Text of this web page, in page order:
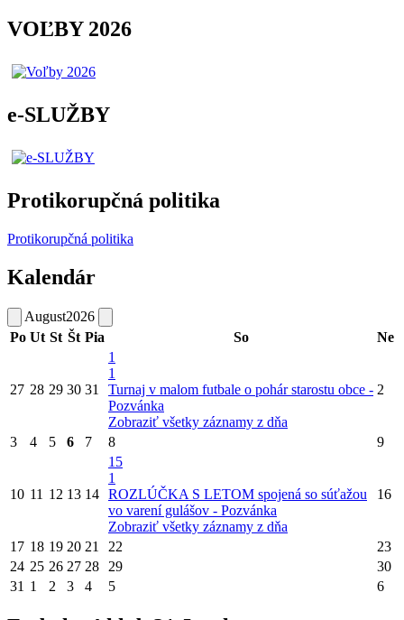
VOĽBY 2026
e-SLUŽBY
Protikorupčná politika
Protikorupčná politika
Kalendár
August2026
Po Ut St Št Pia So Ne
27 28 29 30 31
1
1
Turnaj v malom futbale o pohár starostu obce -
Pozvánka
Zobraziť všetky záznamy z dňa
2
3 4 5 6 7 8 9
10 11 12 13 14
15
1
ROZLÚČKA S LETOM spojená so súťažou
vo varení gulášov - Pozvánka
Zobraziť všetky záznamy z dňa
16
17 18 19 20 21 22
23
24 25 26 27 28 29
30
31 1 2 3 4 5 6